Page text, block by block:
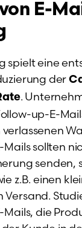
E-
spielt eine
der
.
up-E-
Mails sollten
senden,
z.B. einen
Mails, die